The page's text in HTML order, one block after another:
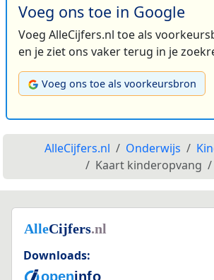
Voeg ons toe in Google
Voeg AlleCijfers.nl toe als
en je ziet ons vaker terug in je
Voeg ons toe als voorkeursbron
AlleCijfers.nl Onderwijs
Kaart kinderopvang
Downloads: